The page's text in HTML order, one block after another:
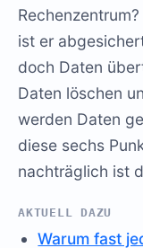
ist er
doch Daten
Daten löschen
werden Daten
diese sechs
nachträglich ist
AKTUELL DAZU
Warum fast